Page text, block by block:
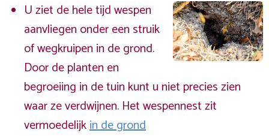
U ziet de hele tijd wespen
aanvliegen onder een struik
of wegkruipen in de grond.
Door de planten en
begroeiing in de tuin kunt u niet precies zien
waar ze verdwijnen. Het wespennest zit
vermoedelijkin de grond